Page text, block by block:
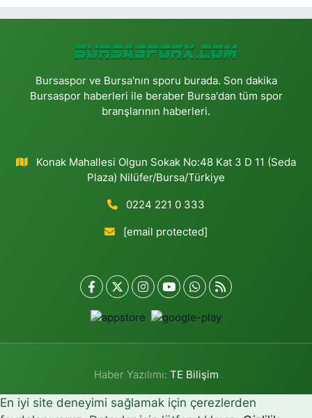
Bursaspor ve Bursa'nın sporu burada. Son dakika
Bursaspor haberleri ile beraber Bursa'dan tüm spor
branşlarının haberleri.
Konak Mahallesi Olgun Sokak No:48 Kat 3 D 11 (Seda
Plaza) Nilüfer/Bursa/Türkiye
0224 221 0 333
[email protected]
Haber Yazılımı: TE Bilişim
En iyi site deneyimi sağlamak için çerezlerden